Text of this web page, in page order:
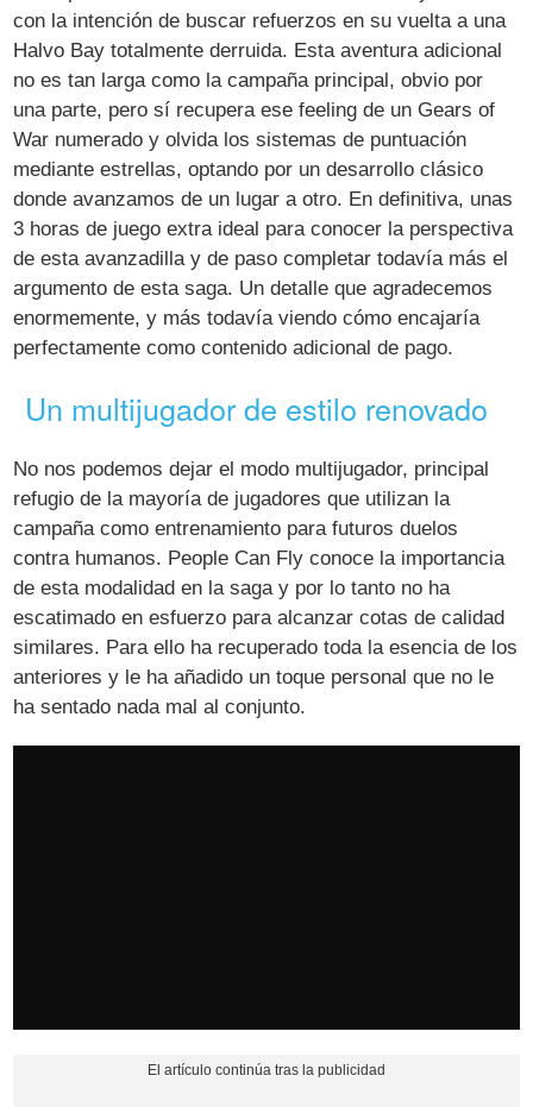
con la intención de buscar refuerzos en su vuelta a una
Halvo Bay totalmente derruida. Esta aventura adicional
no es tan larga como la campaña principal, obvio por
una parte, pero sí recupera ese feeling de un Gears of
War numerado y olvida los sistemas de puntuación
mediante estrellas, optando por un desarrollo clásico
donde avanzamos de un lugar a otro. En definitiva, unas
3 horas de juego extra ideal para conocer la perspectiva
de esta avanzadilla y de paso completar todavía más el
argumento de esta saga. Un detalle que agradecemos
enormemente, y más todavía viendo cómo encajaría
perfectamente como contenido adicional de pago.
Un multijugador de estilo renovado
No nos podemos dejar el modo multijugador, principal
refugio de la mayoría de jugadores que utilizan la
campaña como entrenamiento para futuros duelos
contra humanos. People Can Fly conoce la importancia
de esta modalidad en la saga y por lo tanto no ha
escatimado en esfuerzo para alcanzar cotas de calidad
similares. Para ello ha recuperado toda la esencia de los
anteriores y le ha añadido un toque personal que no le
ha sentado nada mal al conjunto.